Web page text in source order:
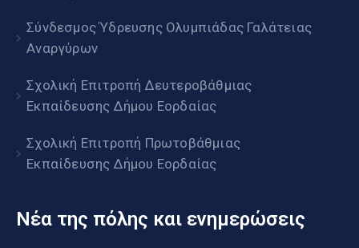
Σύνδεσμος Ύδρευσης Ολυμπιάδας Γαλάτειας
Αναργύρων
Σχολική Επιτροπή Δευτεροβάθμιας
Εκπαίδευσης Δήμου Εορδαίας
Σχολική Επιτροπή Πρωτοβάθμιας
Εκπαίδευσης Δήμου Εορδαίας
Νέα της πόλης και ενημερώσεις